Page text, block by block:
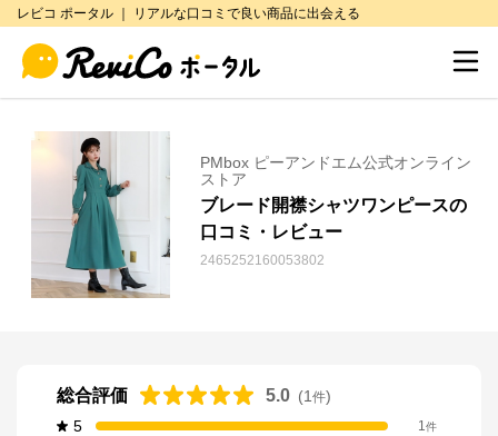
レビコ ポータル ｜ リアルな口コミで良い商品に出会える
PMbox ピーアンドエム公式オンライン
ストア
ブレード開襟シャツワンピースの
口コミ・レビュー
2465252160053802
総合評価 5.0 (1 件)
5
1件